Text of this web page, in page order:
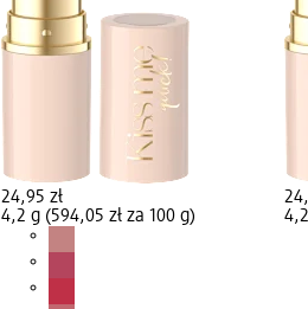
24,95 zł
4,2 g (594,05 zł za 100 g)